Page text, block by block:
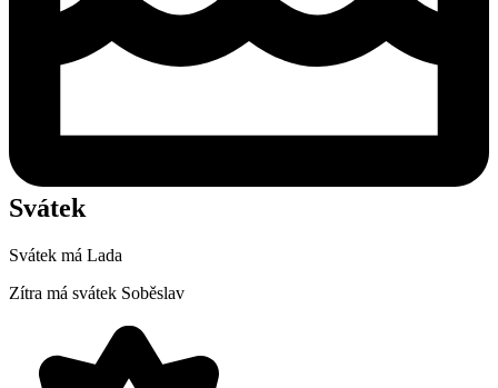
Svátek
Svátek má Lada
Zítra má svátek Soběslav